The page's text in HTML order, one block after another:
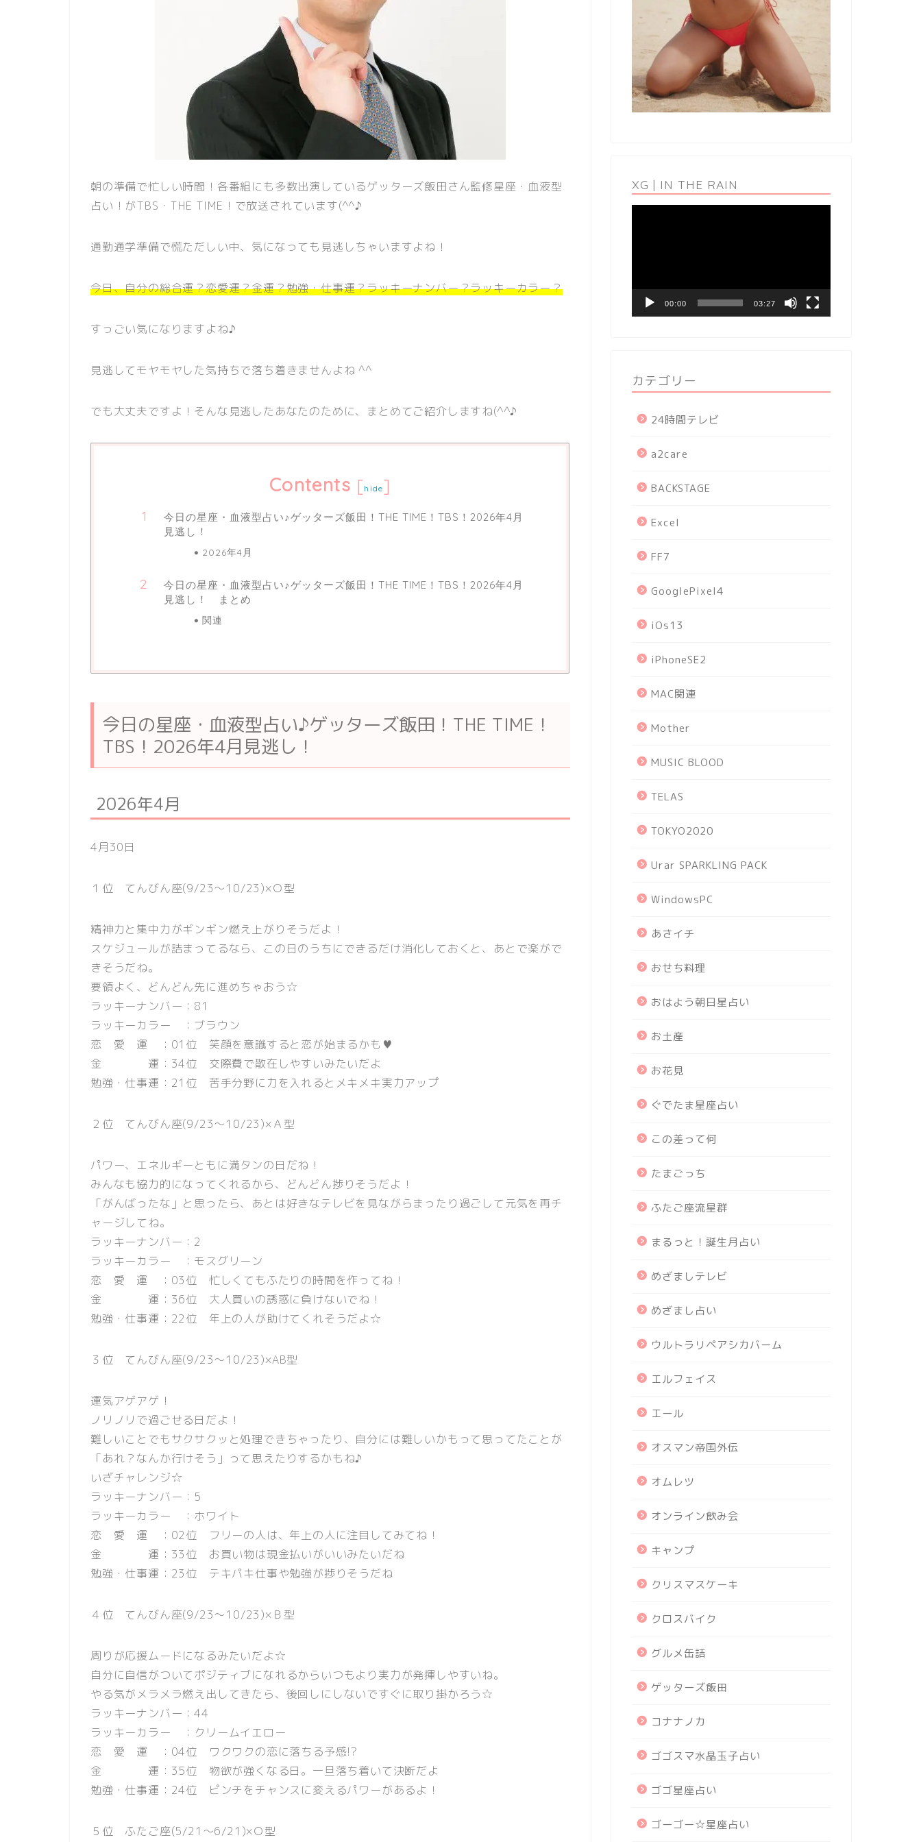
朝の準備で忙しい時間！各番組にも多数出演しているゲッターズ飯田さん監修星座・血液型
占い！がTBS・THE TIME！で放送されています(^^♪
通勤通学準備で慌ただしい中、気になっても見逃しちゃいますよね！
今日、自分の総合運？恋愛運？金運？勉強・仕事運？ラッキーナンバー？ラッキーカラー？
すっごい気になりますよね♪
見逃してモヤモヤした気持ちで落ち着きませんよね ^^
でも大丈夫ですよ！そんな見逃したあなたのために、まとめてご紹介しますね(^^♪
Contents [hide]
今日の星座・血液型占い♪ゲッターズ飯田！THE TIME！TBS！2026年4月
見逃し！
2026年4月
今日の星座・血液型占い♪ゲッターズ飯田！THE TIME！TBS！2026年4月
見逃し！ まとめ
関連
今日の星座・血液型占い♪ゲッターズ飯田！THE TIME！
TBS！2026年4月見逃し！
2026年4月
4月30日
１位 てんびん座(9/23〜10/23)×Ｏ型
精神力と集中力がギンギン燃え上がりそうだよ！
スケジュールが詰まってるなら、この日のうちにできるだけ消化しておくと、あとで楽がで
きそうだね。
要領よく、どんどん先に進めちゃおう☆
ラッキーナンバー：81
ラッキーカラー ：ブラウン
恋 愛 運 ：01位 笑顔を意識すると恋が始まるかも♥
金 運：34位 交際費で散在しやすいみたいだよ
勉強・仕事運：21位 苦手分野に力を入れるとメキメキ実力アップ
２位 てんびん座(9/23〜10/23)×Ａ型
パワー、エネルギーともに満タンの日だね！
みんなも協力的になってくれるから、どんどん捗りそうだよ！
「がんばったな」と思ったら、あとは好きなテレビを見ながらまったり過ごして元気を再チ
ャージしてね。
ラッキーナンバー：2
ラッキーカラー ：モスグリーン
恋 愛 運 ：03位 忙しくてもふたりの時間を作ってね！
金 運：36位 大人買いの誘惑に負けないでね！
勉強・仕事運：22位 年上の人が助けてくれそうだよ☆
３位 てんびん座(9/23〜10/23)×AB型
運気アゲアゲ！
ノリノリで過ごせる日だよ！
難しいことでもサクサクッと処理できちゃったり、自分には難しいかもって思ってたことが
「あれ？なんか行けそう」って思えたりするかもね♪
いざチャレンジ☆
ラッキーナンバー：5
ラッキーカラー ：ホワイト
恋 愛 運 ：02位 フリーの人は、年上の人に注目してみてね！
金 運：33位 お買い物は現金払いがいいみたいだね
勉強・仕事運：23位 テキパキ仕事や勉強が捗りそうだね
４位 てんびん座(9/23〜10/23)×Ｂ型
周りが応援ムードになるみたいだよ☆
自分に自信がついてポジティブになれるからいつもより実力が発揮しやすいね。
やる気がメラメラ燃え出してきたら、後回しにしないですぐに取り掛かろう☆
ラッキーナンバー：44
ラッキーカラー ：クリームイエロー
恋 愛 運 ：04位 ワクワクの恋に落ちる予感!?
金 運：35位 物欲が強くなる日。一旦落ち着いて決断だよ
勉強・仕事運：24位 ピンチをチャンスに変えるパワーがあるよ！
５位 ふたご座(5/21〜6/21)×Ｏ型
XG | IN THE RAIN
ヤ
00:00 03:27
カテゴリー
24時間テレビ
a2care
BACKSTAGE
Excel
FF7
GooglePixel4
iOs13
iPhoneSE2
MAC関連
Mother
MUSIC BLOOD
TELAS
TOKYO2020
Urar SPARKLING PACK
WindowsPC
あさイチ
おせち料理
おはよう朝日星占い
お土産
お花見
ぐでたま星座占い
この差って何
たまごっち
ふたご座流星群
まるっと！誕生月占い
めざましテレビ
めざまし占い
ウルトラリペアシカバーム
エルフェイス
エール
オスマン帝国外伝
オムレツ
オンライン飲み会
キャンプ
クリスマスケーキ
クロスバイク
グルメ缶詰
ゲッターズ飯田
コナナノカ
ゴゴスマ水晶玉子占い
ゴゴ星座占い
ゴーゴー☆星座占い